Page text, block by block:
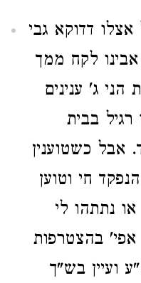
אצלו דדוקא גבי
אבינו לקח ממך
הני ג' ענינים
רגיל בבית
אבל כשטוענין
חי וטוען
נתתהו לי
אפי' בהצטרפות
ועיין בש"ך